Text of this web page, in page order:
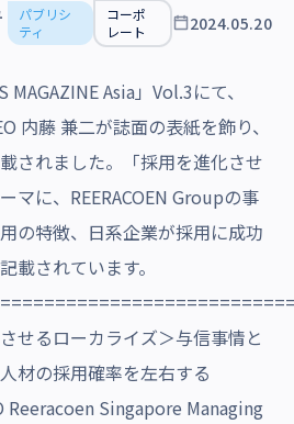
パブリシ
ティ
コーポ
レート
2024.05.20
Asia」Vol.3にて、
内藤 兼二が誌面の表紙を飾り、
されました。「採用を進化させ
マに、REERACOEN Groupの事
の特徴、日系企業が採用に成功
載されています。
せるローカライズ＞与信事情と
材の採用確率を左右する
Reeracoen Singapore Managing